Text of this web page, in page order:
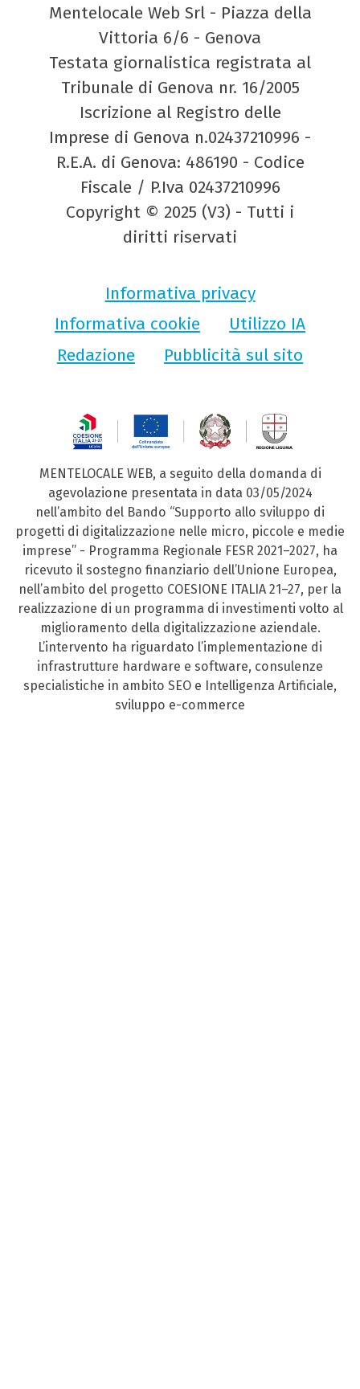
Mentelocale Web Srl - Piazza della
Vittoria 6/6 - Genova
Testata giornalistica registrata al
Tribunale di Genova nr. 16/2005
Iscrizione al Registro delle
Imprese di Genova n.02437210996 -
R.E.A. di Genova: 486190 - Codice
Fiscale / P.Iva 02437210996
Copyright © 2025 (V3) - Tutti i
diritti riservati
Informativa privacy
Informativa cookie
Utilizzo IA
Redazione
Pubblicità sul sito
MENTELOCALE WEB, a seguito della domanda di
agevolazione presentata in data 03/05/2024
nell’ambito del Bando “Supporto allo sviluppo di
progetti di digitalizzazione nelle micro, piccole e medie
imprese” - Programma Regionale FESR 2021–2027, ha
ricevuto il sostegno finanziario dell’Unione Europea,
nell’ambito del progetto COESIONE ITALIA 21–27, per la
realizzazione di un programma di investimenti volto al
miglioramento della digitalizzazione aziendale.
L’intervento ha riguardato l’implementazione di
infrastrutture hardware e software, consulenze
specialistiche in ambito SEO e Intelligenza Artificiale,
sviluppo e-commerce